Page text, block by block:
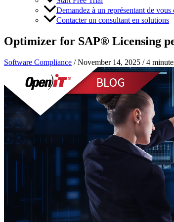
Demandez à un représentant de vous
Contacter un consultant en solutions
Optimizer for SAP® Licensing
Software Compliance /November 14, 2025 /4